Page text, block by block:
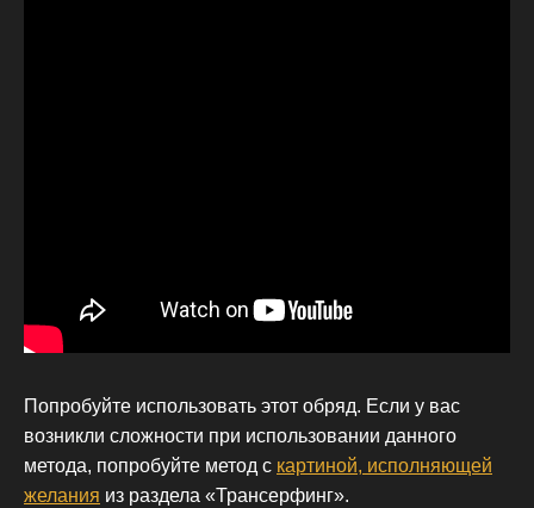
Попробуйте использовать этот обряд. Если у вас
возникли сложности при использовании данного
метода, попробуйте метод с картиной, исполняющей
желания из раздела «Трансерфинг».